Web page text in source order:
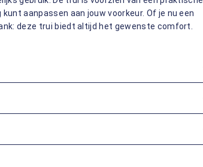
aanpassen aan jouw voorkeur. Of je nu een
deze trui biedt altijd het gewenste comfort.